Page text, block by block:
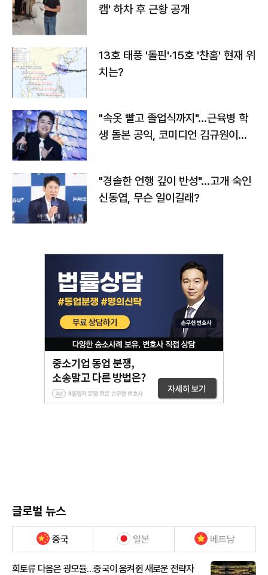
캠' 하차 후 근황 공개
13호 태풍 '돌핀'·15호 '찬홈' 현재 위
치는?
"속옷 빨고 졸업식까지"…근육병 학
생 돌본 공익, 코미디언 김규원이었
"경솔한 언행 깊이 반성"…고개 숙인
신동엽, 무슨 일이길래?
글로벌 뉴스
중국 일본 베트남
희토류 다음은 광모듈…중국이 움켜쥔 새로운 전략자